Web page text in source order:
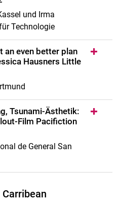
und Irma
Technologie
an even better plan
Hausners Little
Tsunami-Ästhetik:
Film Pacifiction
de General San